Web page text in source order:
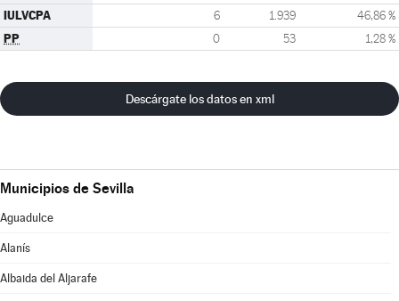
IULVCPA 6 1.939 46,86 %
PP 0 53 1,28 %
Descárgate los datos en xml
Municipios de Sevilla
Aguadulce
Alanís
Albaida del Aljarafe